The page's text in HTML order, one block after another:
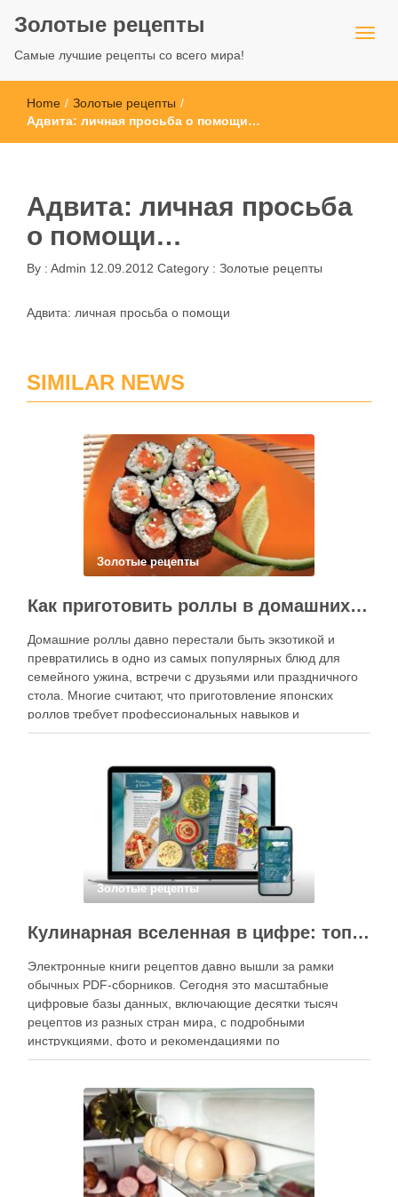
Золотые рецепты
Самые лучшие рецепты со всего мира!
Home / Золотые рецепты /
Адвита: личная просьба о помощи…
Адвита: личная просьба
о помощи…
By : Admin 12.09.2012 Category : Золотые рецепты
Адвита: личная просьба о помощи
SIMILAR NEWS
Золотые рецепты
Как приготовить роллы в домашних условиях?
Домашние роллы давно перестали быть экзотикой и
превратились в одно из самых популярных блюд для
семейного ужина, встречи с друзьями или праздничного
стола. Многие считают, что приготовление японских
роллов требует профессиональных навыков и
специального оборудования, однако на практике сделать
кухне. Главное — …
Золотые рецепты
Кулинарная вселенная в цифре: топ-3 самых больших электронных книг рецептов
Электронные книги рецептов давно вышли за рамки
обычных PDF-сборников. Сегодня это масштабные
цифровые базы данных, включающие десятки тысяч
рецептов из разных стран мира, с подробными
инструкциями, фото и рекомендациями по
приготовлению. В отличие от печатных изданий,
контент, расширять коллекции блюд и добавлять новые
функции. Ниже …